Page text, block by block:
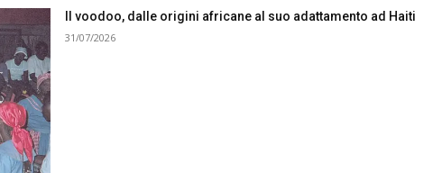
Il voodoo, dalle origini africane al suo adattamento ad Haiti
31/07/2026